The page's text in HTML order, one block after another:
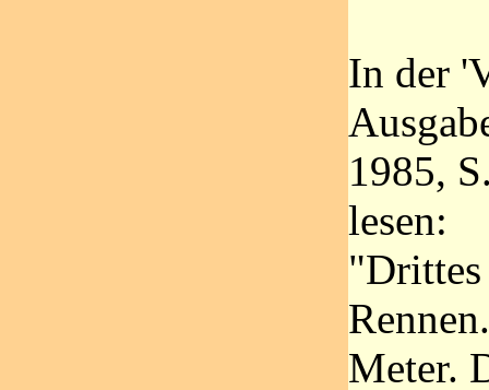
In der
1985,
lesen:
"Drittes
Meter.